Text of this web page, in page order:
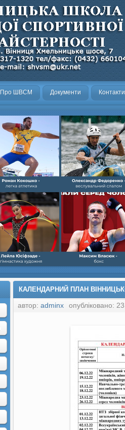
Про ШВСМ Документи Контакти
КАЛЕНДАРНИЙ ПЛАН
автор: adminx опубліковано: